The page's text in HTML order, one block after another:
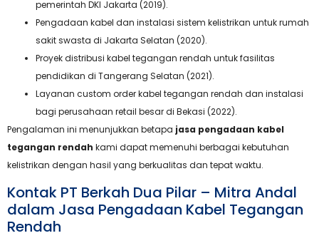
pemerintah DKI Jakarta (2019).
Pengadaan kabel dan instalasi sistem kelistrikan untuk rumah
sakit swasta di Jakarta Selatan (2020).
Proyek distribusi kabel tegangan rendah untuk fasilitas
pendidikan di Tangerang Selatan (2021).
Layanan custom order kabel tegangan rendah dan instalasi
bagi perusahaan retail besar di Bekasi (2022).
Pengalaman ini menunjukkan betapa jasa pengadaan kabel
tegangan rendah kami dapat memenuhi berbagai kebutuhan
kelistrikan dengan hasil yang berkualitas dan tepat waktu.
Kontak PT Berkah Dua Pilar – Mitra Andal
dalam Jasa Pengadaan Kabel Tegangan
Rendah